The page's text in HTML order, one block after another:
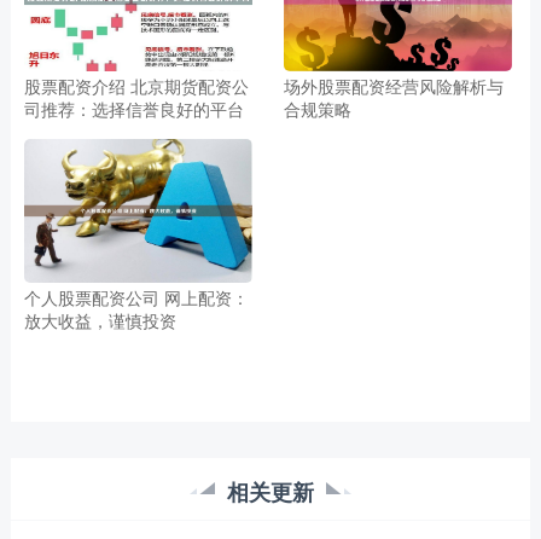
股票配资介绍 北京期货配资公
司推荐：选择信誉良好的平台
场外股票配资经营风险解析与
合规策略
个人股票配资公司 网上配资：
放大收益，谨慎投资
相关更新